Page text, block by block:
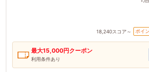
18,240スコア～ ポイ
最大15,000円クーポン
利用条件あり